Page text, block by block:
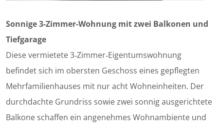
Sonnige 3-Zimmer-Wohnung mit zwei Balkonen und
Tiefgarage
Diese vermietete 3‑Zimmer‑Eigentumswohnung
befindet sich im obersten Geschoss eines gepflegten
Mehrfamilienhauses mit nur acht Wohneinheiten. Der
durchdachte Grundriss sowie zwei sonnig ausgerichtete
Balkone schaffen ein angenehmes Wohnambiente und